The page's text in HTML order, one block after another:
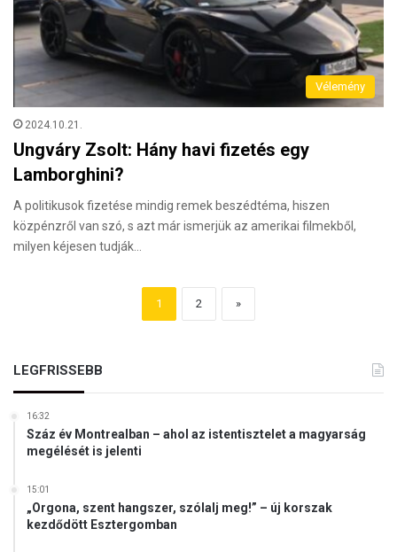
Vélemény
2024.10.21.
Ungváry Zsolt: Hány havi fizetés egy
Lamborghini?
A politikusok fizetése mindig remek beszédtéma, hiszen
közpénzről van szó, s azt már ismerjük az amerikai filmekből,
milyen kéjesen tudják…
1 2 »
LEGFRISSEBB
16:32
Száz év Montrealban – ahol az istentisztelet a magyarság
megélését is jelenti
15:01
„Orgona, szent hangszer, szólalj meg!” – új korszak
kezdődött Esztergomban